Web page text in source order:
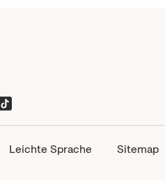
Leichte Sprache Sitemap